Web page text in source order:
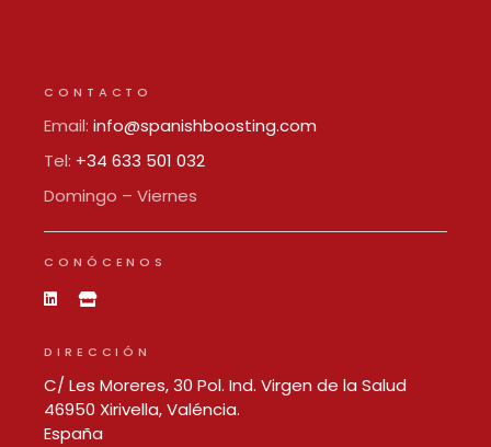
CONTACTO
Email:info@spanishboosting.com
Tel: +34 633 501 032
Domingo – Viernes
CONÓCENOS
DIRECCIÓN
C/ Les Moreres, 30 Pol. Ind. Virgen de la Salud
46950 Xirivella, Valéncia.
España